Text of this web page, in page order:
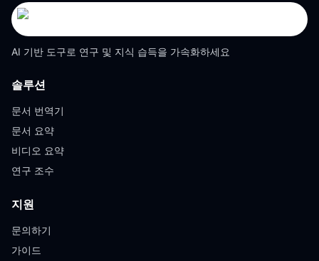
AI 기반 도구로 연구 및 지식 습득을 가속화하세요
솔루션
문서 번역기
문서 요약
비디오 요약
연구 조수
지원
문의하기
가이드